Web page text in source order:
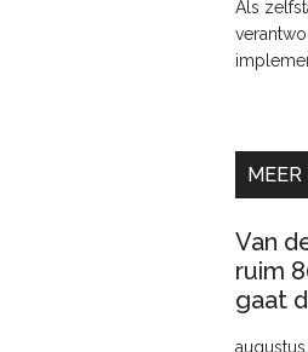
Als
Van
ruim
gaat